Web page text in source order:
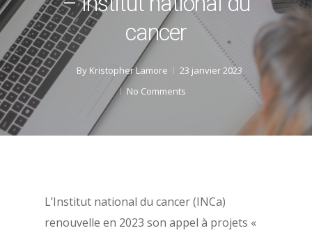
cancer
By Kristopher Lamore
23 janvier 2023
No Comments
L’Institut national du cancer (INCa)
renouvelle en 2023 son appel à projets «